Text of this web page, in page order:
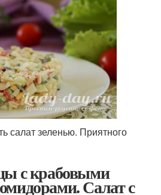
салат зеленью. Приятного
с крабовыми
Салат с